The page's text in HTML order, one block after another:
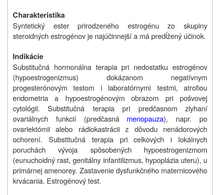
Charakteristika
Syntetický ester prirodzeného estrogénu zo skupiny
steroidných estrogénov je najúčinnejší a má predĺžený účinok.
Indikácie
Substitučná hormonálna terapia pri nedostatku estrogénov
(hypoestrogenizmus) dokázanom negatívnym
progesterónovým testom i laboratórnymi testmi, atrofiou
endometria a hypoestrogénovým obrazom pri pošvovej
cytológii. Substitučná terapia pri predčasnom zlyhaní
ovariálnych funkcií (predčasná menopauza), napr. po
ovariektómii alebo rádiokastrácii z dôvodu nenádorových
ochorení. Substitučná terapia pri celkových i lokálnych
poruchách vývoja spôsobených hypoestrogenizmom
(eunuchoidný rast, genitálny infantilizmus, hypoplázia uteru), u
primárnej amenorey. Zastavenie dysfunkčného maternicového
krvácania. Estrogénový test.